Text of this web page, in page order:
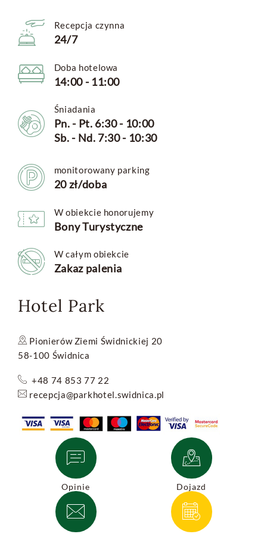
Recepcja czynna
24/7
Doba hotelowa
14:00 - 11:00
Śniadania
Pn. - Pt. 6:30 - 10:00
Sb. - Nd. 7:30 - 10:30
monitorowany parking
20 zł/doba
W obiekcie honorujemy
Bony Turystyczne
W całym obiekcie
Zakaz palenia
Hotel Park
Pionierów Ziemi Świdnickiej 20
58-100 Świdnica
+48 74 853 77 22
recepcja@parkhotel.swidnica.pl
Opinie Dojazd